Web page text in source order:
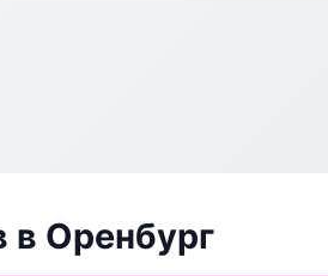
в Оренбург